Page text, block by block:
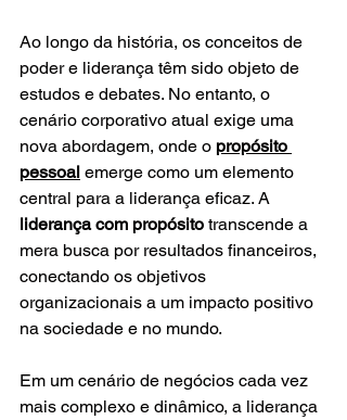
Ao longo da história, os conceitos de
poder e liderança têm sido objeto de
estudos e debates. No entanto, o
cenário corporativo atual exige uma
nova abordagem, onde o propósito
pessoal emerge como um elemento
central para a liderança eficaz. A
liderança com propósito transcende a
mera busca por resultados financeiros,
conectando os objetivos
organizacionais a um impacto positivo
na sociedade e no mundo.
Em um cenário de negócios cada vez
mais complexo e dinâmico, a liderança